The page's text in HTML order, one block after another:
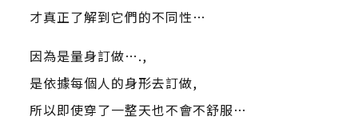
才真正了解到它們的不同性…
因為是量身訂做….,
是依據每個人的身形去訂做,
所以即使穿了一整天也不會不舒服…